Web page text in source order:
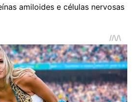
amiloides e células nervosas